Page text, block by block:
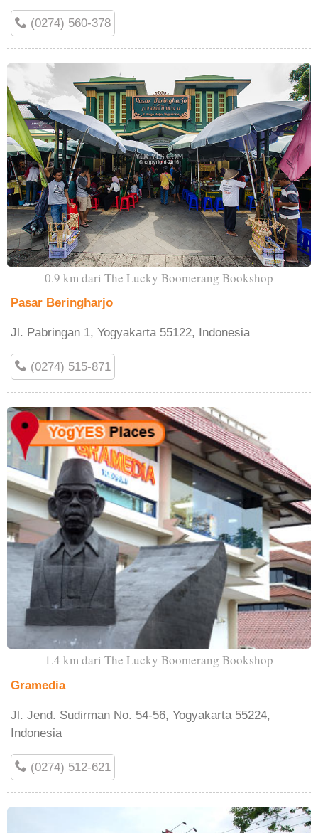
(0274) 560-378
0.9 km dari The Lucky Boomerang Bookshop
Pasar Beringharjo
Jl. Pabringan 1, Yogyakarta 55122, Indonesia
(0274) 515-871
1.4 km dari The Lucky Boomerang Bookshop
Gramedia
Jl. Jend. Sudirman No. 54-56, Yogyakarta 55224,
Indonesia
(0274) 512-621